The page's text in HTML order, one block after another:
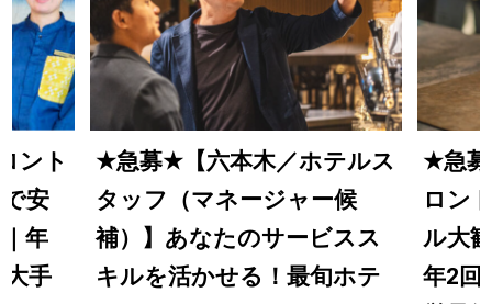
ント
安
年
手
★急募★【六本木／ホテルス
タッフ（マネージャー候
補）】あなたのサービスス
キルを活かせる！最旬ホテ
★急募
ロン
ル大
年2回